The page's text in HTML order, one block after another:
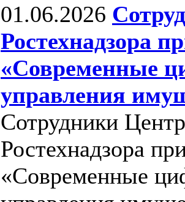
01.06.2026
Ростехнадзора
«Современные
управления
Сотрудники
Ростехнадзора
«Современные